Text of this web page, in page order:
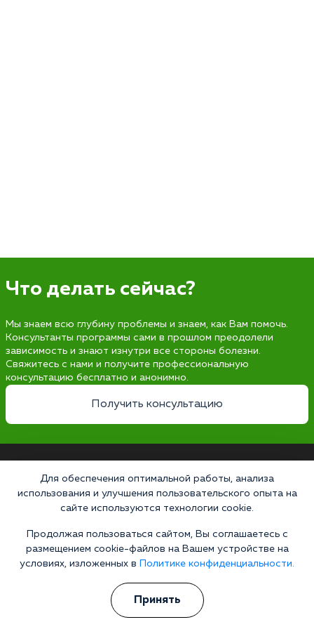
Что делать сейчас?
Мы знаем всю глубину проблемы и знаем, как Вам помочь.
Консультанты программы сами в прошлом преодолели
зависимость и знают изнутри все стороны болезни.
Свяжитесь с нами и получите профессиональную
консультацию бесплатно и анонимно.
Получить консультацию
Наркология 24/7
Наркологическая клиника
О клинике
Лицензии
Условия проживания
Работаем по стандартам
Для обеспечения оптимальной работы, анализа
использования и улучшения пользовательского опыта на
сайте используются технологии cookie.
Продолжая пользоваться сайтом, Вы соглашаетесь с
размещением cookie-файлов на Вашем устройстве на
условиях, изложенных в
Политике конфиденциальности.
Принять